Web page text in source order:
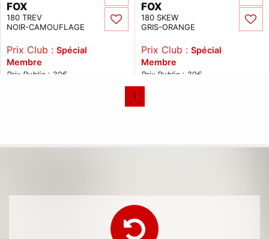
FOX
180 TREV
NOIR-CAMOUFLAGE
Prix Club : Spécial
Membre
Prix Public : 30€
FOX
180 SKEW
GRIS-ORANGE
Prix Club : Spécial
Membre
Prix Public : 30€
1